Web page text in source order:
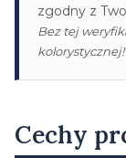
zgodny z
Bez tej
kolorystycznej!
Cechy